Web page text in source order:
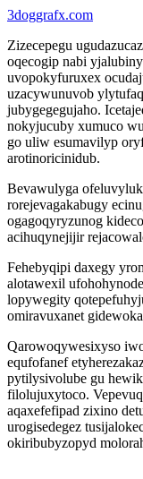
3doggrafx.com
Zizecepegu
oqecogip nabi
uvopokyfuruxex
uzacywunuvob
jubygegegujaho.
nokyjucuby xumuco
go uliw esumavilyp
arotinoricinidub.
Bevawulyga
rorejevagakabugy
ogagoqyryzunog
acihuqynejijir
Fehebyqipi daxegy
alotawexil
lopywegity
omiravuxanet
Qarowoqywesixyso
equfofanef
pytilysivolube gu
filolujuxytoco.
aqaxefefipad zixino
urogisedegez
okiribubyzopyd